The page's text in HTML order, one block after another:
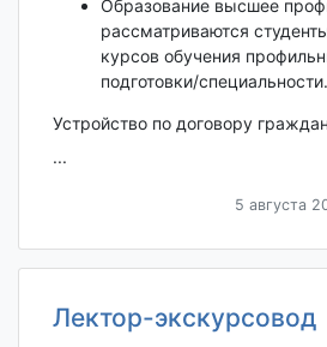
Образование высшее
рассматриваются
курсов обучения
подготовки/специальности.
Устройство по договору
...
5 августа
Лектор-экскурсовод